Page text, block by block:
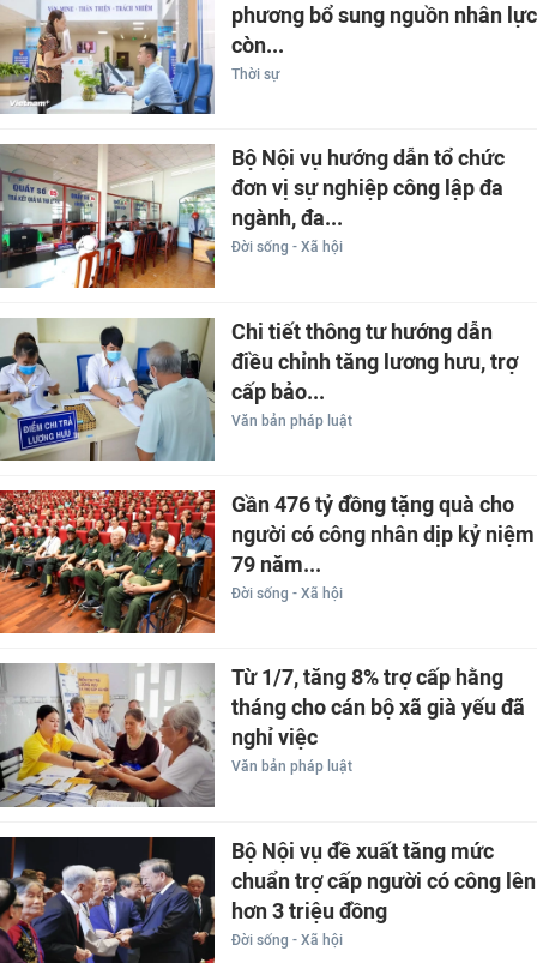
phương bổ sung nguồn nhân lực
còn...
Thời sự
Bộ Nội vụ hướng dẫn tổ chức
đơn vị sự nghiệp công lập đa
ngành, đa...
Đời sống - Xã hội
Chi tiết thông tư hướng dẫn
điều chỉnh tăng lương hưu, trợ
cấp bảo...
Văn bản pháp luật
Gần 476 tỷ đồng tặng quà cho
người có công nhân dịp kỷ niệm
79 năm...
Đời sống - Xã hội
Từ 1/7, tăng 8% trợ cấp hằng
tháng cho cán bộ xã già yếu đã
nghỉ việc
Văn bản pháp luật
Bộ Nội vụ đề xuất tăng mức
chuẩn trợ cấp người có công lên
hơn 3 triệu đồng
Đời sống - Xã hội